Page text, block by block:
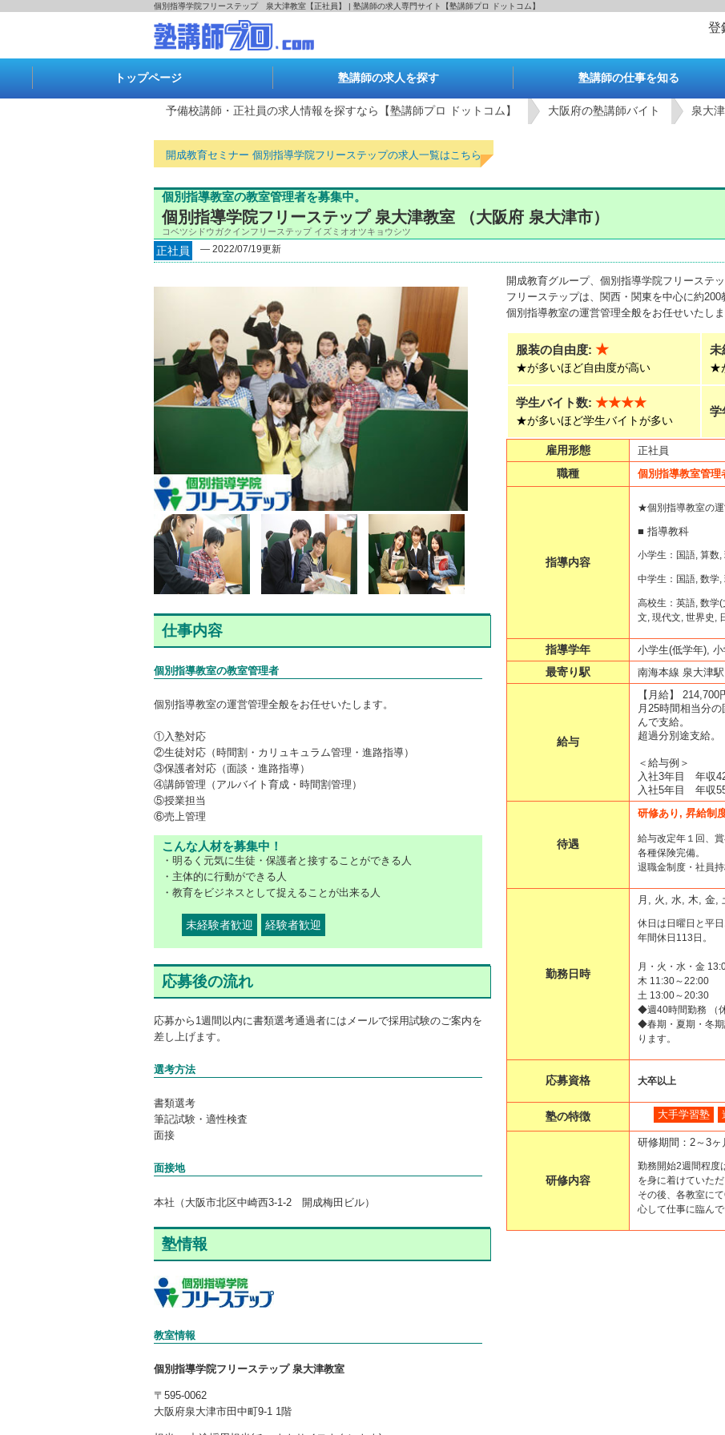
個別指導学院フリーステップ 泉大津教室【正社員】 | 塾講師の求人専門サイト【塾講師プロ ドットコム】
登
トップページ 塾講師の求人を探す 塾講師の仕事を知る
予備校講師・正社員の求人情報を探すなら【塾講師プロ ドットコム】 大阪府の塾講師バイト 泉大
開成教育セミナー 個別指導学院フリーステップの求人一覧はこちら
個別指導教室の教室管理者を募集中。
個別指導学院フリーステップ 泉大津教室 （大阪府 泉大津市）
コベツシドウガクインフリーステップ イズミオオツキョウシツ
正社員 ― 2022/07/19更新
開成教育グループ、個別指導学院フリーステ
フリーステップは、関西・関東を中心に約200
個別指導教室の運営管理全般をお任せいたしま
服装の自由度: ★
★が多いほど自由度が高い
未
★
学生バイト数: ★★★★
★が多いほど学生バイトが多い
学
雇用形態 正社員
職種 個別指導教室管理
指導内容
★個別指導教室の運
■ 指導教科
小学生：国語, 算数,
中学生：国語, 数学,
高校生：英語, 数学
文, 現代文, 世界史,
指導学年 小学生(低学年),
最寄り駅 南海本線 泉大津駅
給与
【月給】 214,700
月25時間相当分
んで支給。
超過分別途支給。
＜給与例＞
入社3年目 年収
入社5年目 年収
待遇
研修あり, 昇給制
給与改定年１回、賞
各種保険完備。
退職金制度・社員持
勤務日時
月, 火, 水, 木, 金,
休日は日曜日と平
年間休日113日。
月・火・水・金
木 11:30～22:00
土 13:00～20:30
◆週40時間勤務 （
◆春期・夏期・冬期
ります。
応募資格 大卒以上
塾の特徴 大手学習塾
研修内容
研修期間：2～3ヶ
勤務開始2週間程度
を身に着けていただ
その後、各教室に
心して仕事に臨んで
仕事内容
個別指導教室の教室管理者
個別指導教室の運営管理全般をお任せいたします。
①入塾対応
②生徒対応（時間割・カリュキュラム管理・進路指導）
③保護者対応（面談・進路指導）
④講師管理（アルバイト育成・時間割管理）
⑤授業担当
⑥売上管理
こんな人材を募集中！
・明るく元気に生徒・保護者と接することができる人
・主体的に行動ができる人
・教育をビジネスとして捉えることが出来る人
未経験者歓迎 経験者歓迎
応募後の流れ
応募から1週間以内に書類選考通過者にはメールで採用試験のご案内を
差し上げます。
選考方法
書類選考
筆記試験・適性検査
面接
面接地
本社（大阪市北区中崎西3-1-2 開成梅田ビル）
塾情報
教室情報
個別指導学院フリーステップ 泉大津教室
〒595-0062
大阪府泉大津市田中町9-1 1階